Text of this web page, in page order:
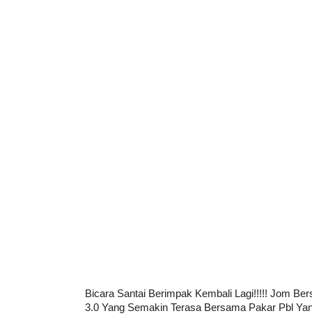
Bicara Santai Berimpak Kembali Lagi!!!!! Jom
3.0 Yang Semakin Terasa Bersama Pakar Pbl